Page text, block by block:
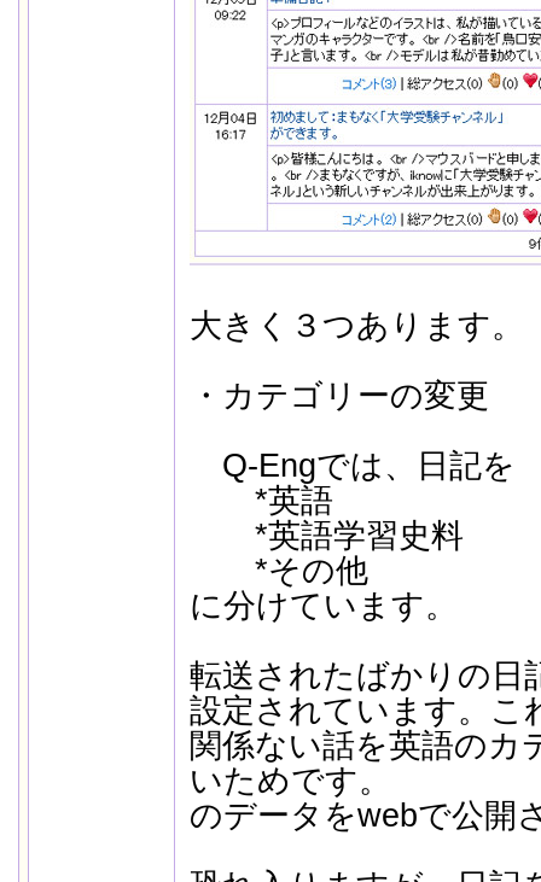
大きく３つあります。
・カテゴリーの変更
Q-Engでは、日記を
*英語
*英語学習史料
*その他
に分けています。
転送されたばかりの日
設定されています。こ
関係ない話を英語のカ
いためです。
のデータをwebで公開